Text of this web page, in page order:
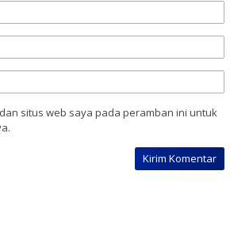
situs web saya pada peramban ini untuk